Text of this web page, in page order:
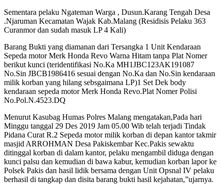
Sementara pelaku Ngateman Warga , Dusun.Karang Tengah Desa
.Njaruman Kecamatan Wajak Kab.Malang (Residisis Pelaku 363
Curanmor dan sudah masuk LP 4 Kali)
Barang Bukti yang diamanan dari Tersangka 1 Unit Kendaraan
Sepeda motor Merk Honda Revo Warna Hitam tanpa Plat Nomer
berikut kunci (teridentifikasi No.Ka MH1JBC123AK191087
No.Sin JBCB1986416 sesuai dengan No.Ka dan No.Sin kendaraan
milik korban yang hilang sebsgaimana LP)1 Set Dek body
kendaraan sepeda motor Merk Honda Revo.Plat Nomer Polisi
No.Pol.N.4523.DQ
Menurut Kasubag Humas Polres Malang mengatakan,Pada hari
Minggu tanggal 29 Des 2019 Jam 05.00 Wib telah terjadi Tindak
Pidana Curat R.2 Sepeda motor milik korban di depan kantor takmir
masjid ARROHMAN Desa Pakiskembar Kec.Pakis sewaktu
ditinggal korban di dalam kantor, pelaku mengambil diduga dengan
kunci palsu dan kemudian di bawa kabur, kemudian korban lapor ke
Polsek Pakis dan hasil lidik bersama dengan Unit Opsnal IV pelaku
berhasil di tangkap dan disita barang bukti hasil kejahatan,”ujarnya.